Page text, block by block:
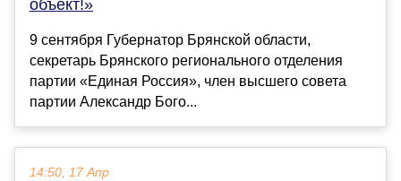
объект!»
9 сентября Губернатор Брянской области,
секретарь Брянского регионального отделения
партии «Единая Россия», член высшего совета
партии Александр Бого...
14:50, 17 Апр